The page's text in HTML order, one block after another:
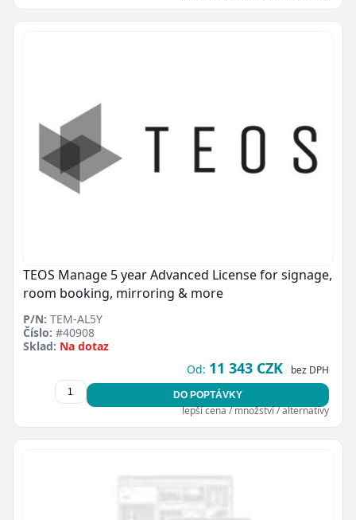
TEOS Manage 5 year Advanced License for signage,
room booking, mirroring & more
P/N: TEM-AL5Y
Číslo: #40908
Sklad: Na dotaz
Od: 11 343 CZK bez DPH
DO POPTÁVKY
lepší cena / množství / alternativy